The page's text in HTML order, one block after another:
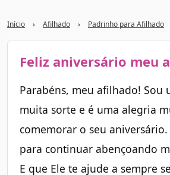
Início › Afilhado › Padrinho para Afilhado
Feliz aniversário meu
Parabéns, meu afilhado! Sou
muita sorte e é uma alegria
comemorar o seu aniversário.
para continuar abençoando
E que Ele te ajude a sempre